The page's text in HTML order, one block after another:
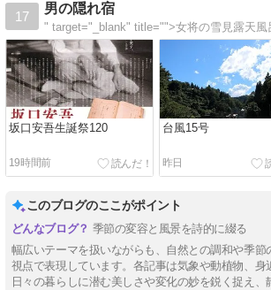
17
男の隠れ宿
坂口安吾生誕祭120
19時間前
台風15号
昨日
このブログのここがポイント
季節の変容と風景を詩的に綴る
幅広いテーマを扱いながらも、自然との調和や季節
視点で表現しています。各記事は気象や動植物、身
日々の暮らしに潜む美しさや変化の妙を鋭く捉え